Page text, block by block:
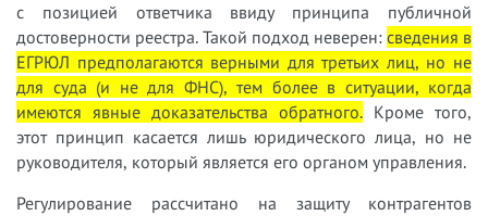
с позицией ответчика ввиду принципа публичной
достоверности реестра. Такой подход неверен: сведения в
ЕГРЮЛ предполагаются верными для третьих лиц, но не
для суда (и не для ФНС), тем более в ситуации, когда
имеются явные доказательства обратного. Кроме того,
этот принцип касается лишь юридического лица, но не
руководителя, который является его органом управления.
Регулирование рассчитано на защиту контрагентов